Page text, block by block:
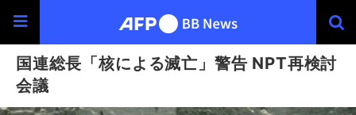
国連総長「核による滅亡」警告 NPT再検討
会議